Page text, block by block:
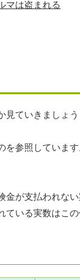
マは盗まれる
見ていきましょう
を参照していま
が支払われな
いる実数はこ